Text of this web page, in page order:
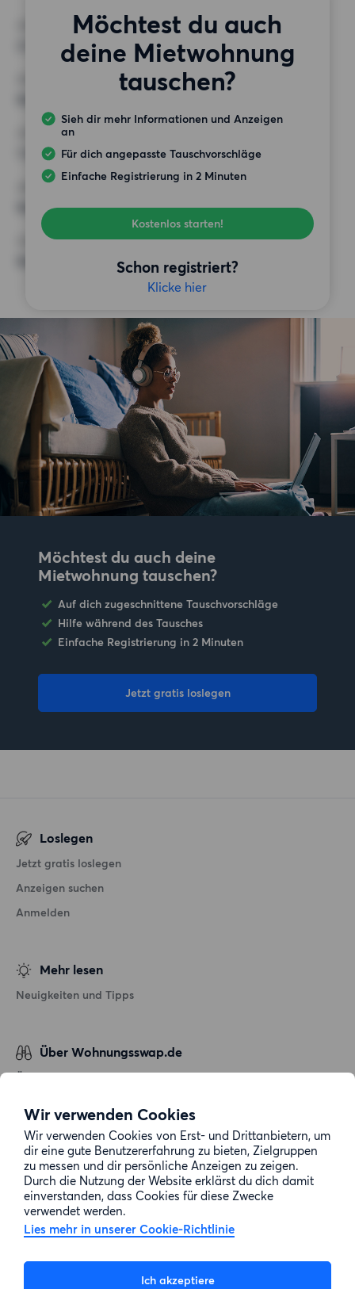
Wir verwenden Cookies
Wir verwenden Cookies von Erst- und Drittanbietern, um
dir eine gute Benutzererfahrung zu bieten, Zielgruppen
zu messen und dir persönliche Anzeigen zu zeigen.
Durch die Nutzung der Website erklärst du dich damit
einverstanden, dass Cookies für diese Zwecke
verwendet werden.
Lies mehr in unserer Cookie-Richtlinie
Ich akzeptiere
Möchtest du auch
deine Mietwohnung
tauschen?
Sieh dir mehr Informationen und Anzeigen
an
Für dich angepasste Tauschvorschläge
Einfache Registrierung in 2 Minuten
Kostenlos starten!
Schon registriert?
Klicke hier
2 Zimmer
MINDESTANZAHL AN QUADRATMETERN
HÖCHSTMIETE (KALTMIETE)
1 300 EUR
Keine besonderen Anforderungen
SONSTIGE PRÄFERENZEN
Keine bestimmten Präferenzen
Möchtest du auch deine
Mietwohnung tauschen?
Auf dich zugeschnittene Tauschvorschläge
Hilfe während des Tausches
Einfache Registrierung in 2 Minuten
Jetzt gratis loslegen
Loslegen
Jetzt gratis loslegen
Anzeigen suchen
Anmelden
Mehr lesen
Neuigkeiten und Tipps
Über Wohnungsswap.de
Über uns
Datenschutz
Cookie-Richtlinie
Sitemap